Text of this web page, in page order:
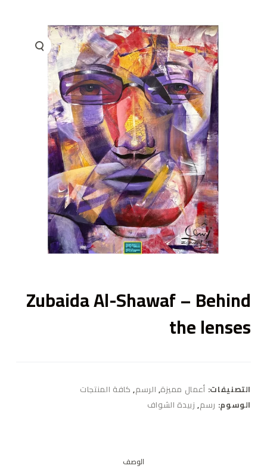
Zubaida Al-Shawaf – Behind
the lenses
التصنيفات: أعمال مميزة, الرسم, كافة المنتجات
الوسوم: رسم, زبيدة الشواف
الوصف